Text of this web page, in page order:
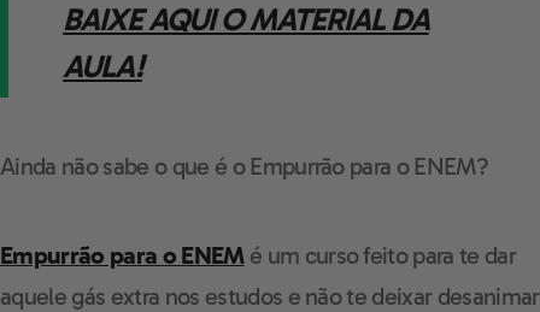
BAIXE AQUI O MATERIAL DA
AULA!
Ainda não sabe o que é o Empurrão para o ENEM?
Empurrão para o ENEMé um curso feito para te dar
aquele gás extra nos estudos e não te deixar desanimar